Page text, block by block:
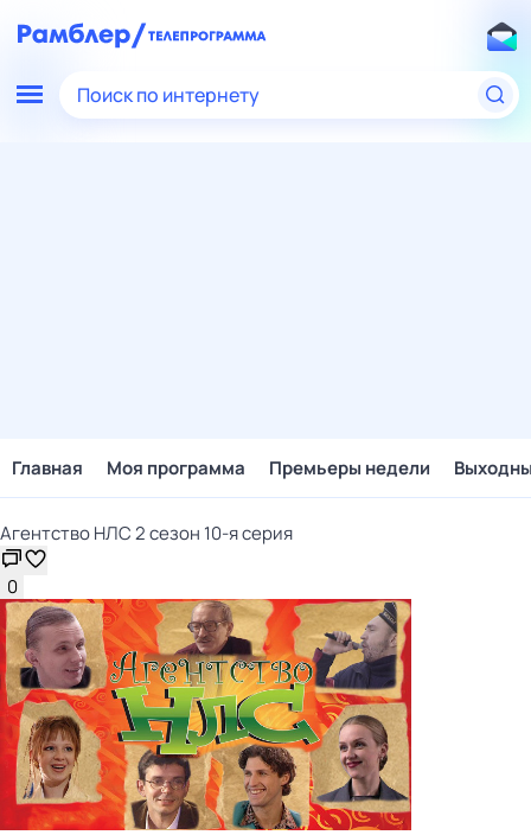
Поиск по интернету
Главная Моя программа Премьеры недели
Агентство НЛС 2 сезон 10-я серия
0